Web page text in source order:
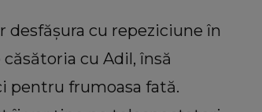
cu repeziciune în
cu Adil, însă
pentru frumoasa fată.